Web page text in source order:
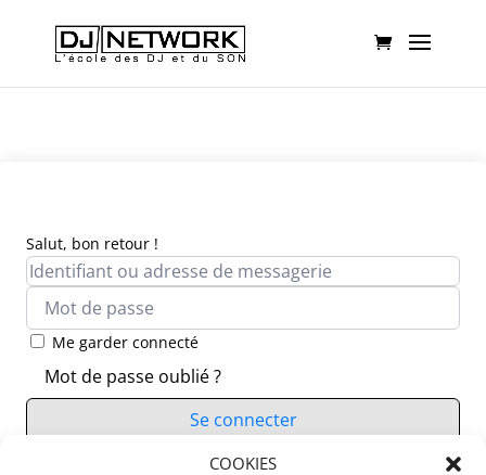
COOKIES
Salut, bon retour !
Me garder connecté
Mot de passe oublié ?
Se connecter
Vous n’avez pas de compte ?